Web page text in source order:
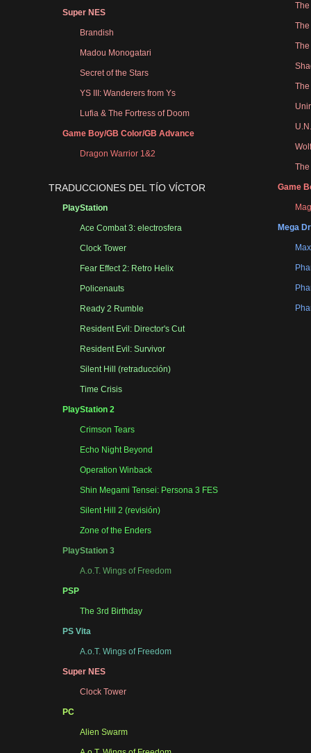
Super NES
Brandish
Madou Monogatari
Secret of the Stars
YS III: Wanderers from Ys
Lufia & The Fortress of Doom
Game Boy/GB Color/GB Advance
Dragon Warrior 1&2
TRADUCCIONES DEL TÍO VÍCTOR
PlayStation
Ace Combat 3: electrosfera
Clock Tower
Fear Effect 2: Retro Helix
Policenauts
Ready 2 Rumble
Resident Evil: Director's Cut
Resident Evil: Survivor
Silent Hill (retraducción)
Time Crisis
PlayStation 2
Crimson Tears
Echo Night Beyond
Operation Winback
Shin Megami Tensei: Persona 3 FES
Silent Hill 2 (revisión)
Zone of the Enders
PlayStation 3
A.o.T. Wings of Freedom
PSP
The 3rd Birthday
PS Vita
A.o.T. Wings of Freedom
Super NES
Clock Tower
PC
Alien Swarm
The
The
Game
Mega